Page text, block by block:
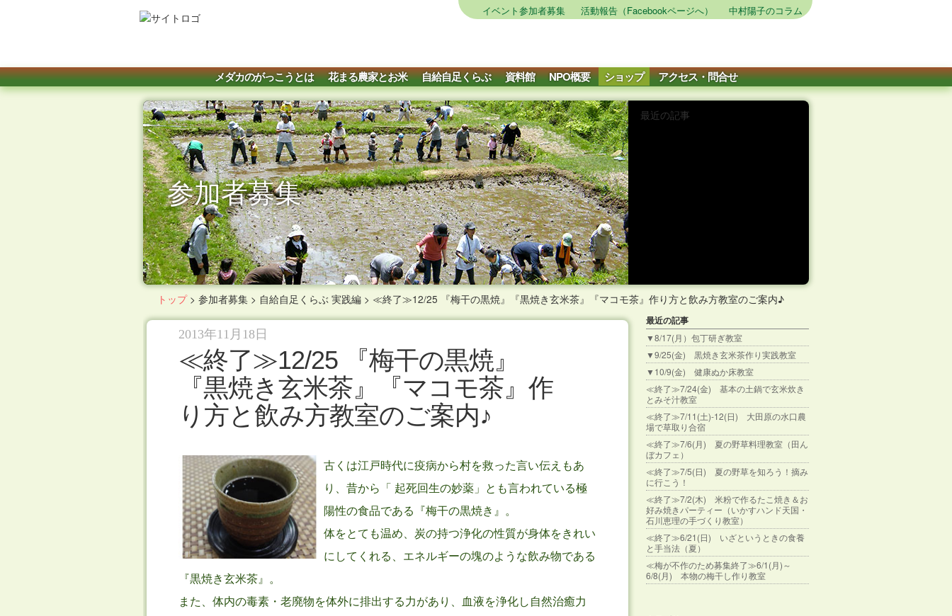
イベント参加者募集 活動報告（Facebookページへ） 中村陽子のコラム
メダカのがっこうとは 花まる農家とお米 自給自足くらぶ 資料館 NPO概要 ショップ アクセス・問合せ
参加者募集
最近の記事
トップ> 参加者募集 > 自給自足くらぶ 実践編 > ≪終了≫12/25 『梅干の黒焼』『黒焼き玄米茶』『マコモ茶』作り方と飲み方教室のご案内♪
2013年11月18日
≪終了≫12/25 『梅干の黒焼』
『黒焼き玄米茶』『マコモ茶』作
り方と飲み方教室のご案内♪
古くは江戸時代に疫病から村を救った言い伝えもあ
り、昔から「 起死回生の妙薬」とも言われている極
陽性の食品である『梅干の黒焼き』。
体をとても温め、炭の持つ浄化の性質が身体をきれい
にしてくれる、エネルギーの塊のような飲み物である
『黒焼き玄米茶』。
また、体内の毒素・老廃物を体外に排出する力があり、血液を浄化し自然治癒力
最近の記事
▼8/17(月）包丁研ぎ教室
▼9/25(金) 黒焼き玄米茶作り実践教室
▼10/9(金) 健康ぬか床教室
≪終了≫7/24(金) 基本の土鍋で玄米炊き
とみそ汁教室
≪終了≫7/11(土)-12(日) 大田原の水口農
場で草取り合宿
≪終了≫7/6(月) 夏の野草料理教室（田ん
ぼカフェ）
≪終了≫7/5(日) 夏の野草を知ろう！摘み
に行こう！
≪終了≫7/2(木) 米粉で作るたこ焼き＆お
好み焼きパーティー（いかすハンド天国・
石川恵理の手づくり教室）
≪終了≫6/21(日) いざというときの食養
と手当法（夏）
≪梅が不作のため募集終了≫6/1(月)～
6/8(月) 本物の梅干し作り教室